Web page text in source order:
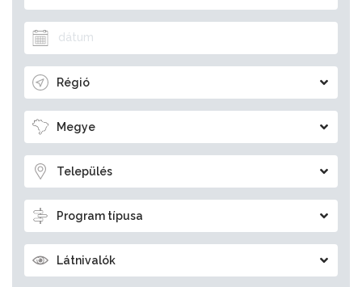
Régió
Megye
Település
Program típusa
Látnivalók